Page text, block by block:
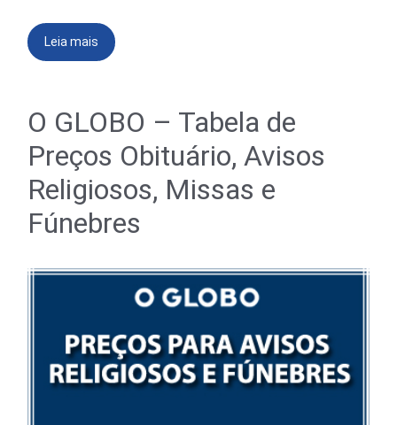
Leia mais
O GLOBO – Tabela de
Preços Obituário, Avisos
Religiosos, Missas e
Fúnebres